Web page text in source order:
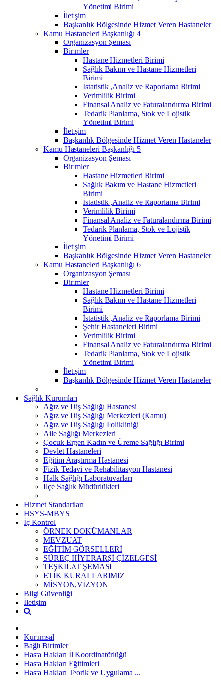
Yönetimi Birimi
İletişim
Başkanlık Bölgesinde Hizmet Veren Hastaneler
Kamu Hastaneleri Başkanlığı 4
Organizasyon Şeması
Birimler
Hastane Hizmetleri Birimi
Sağlık Bakım ve Hastane Hizmetleri
Birimi
İstatistik ,Analiz ve Raporlama Birimi
Verimlilik Birimi
Finansal Analiz ve Faturalandırma Birimi
Tedarik Planlama, Stok ve Lojistik
Yönetimi Birimi
İletişim
Başkanlık Bölgesinde Hizmet Veren Hastaneler
Kamu Hastaneleri Başkanlığı 5
Organizasyon Şeması
Birimler
Hastane Hizmetleri Birimi
Sağlık Bakım ve Hastane Hizmetleri
Birimi
İstatistik ,Analiz ve Raporlama Birimi
Verimlilik Birimi
Finansal Analiz ve Faturalandırma Birimi
Tedarik Planlama, Stok ve Lojistik
Yönetimi Birimi
İletişim
Başkanlık Bölgesinde Hizmet Veren Hastaneler
Kamu Hastaneleri Başkanlığı 6
Organizasyon Şeması
Birimler
Hastane Hizmetleri Birimi
Sağlık Bakım ve Hastane Hizmetleri
Birimi
İstatistik ,Analiz ve Raporlama Birimi
Şehir Hastaneleri Birimi
Verimlilik Birimi
Finansal Analiz ve Faturalandırma Birimi
Tedarik Planlama, Stok ve Lojistik
Yönetimi Birimi
İletişim
Başkanlık Bölgesinde Hizmet Veren Hastaneler
Sağlık Kurumları
Ağız ve Diş Sağlığı Hastanesi
Ağız ve Diş Sağlığı Merkezleri (Kamu)
Ağız ve Diş Sağlığı Polikliniği
Aile Sağlığı Merkezleri
Çocuk Ergen Kadın ve Üreme Sağlığı Birimi
Devlet Hastaneleri
Eğitim Araştırma Hastanesi
Fizik Tedavi ve Rehabilitasyon Hastanesi
Halk Sağlığı Laboratuvarları
İlçe Sağlık Müdürlükleri
Hizmet Standartları
HSYS-MBYS
İç Kontrol
ÖRNEK DOKÜMANLAR
MEVZUAT
EĞİTİM GÖRSELLERİ
SÜREÇ HİYERARŞİ ÇİZELGESİ
TEŞKİLAT ŞEMASI
ETİK KURALLARIMIZ
MİSYON,VİZYON
Bilgi Güvenliği
İletişim
Kurumsal
Bağlı Birimler
Hasta Hakları İl Koordinatörlüğü
Hasta Hakları Eğitimleri
Hasta Hakları Teorik ve Uygulama ...